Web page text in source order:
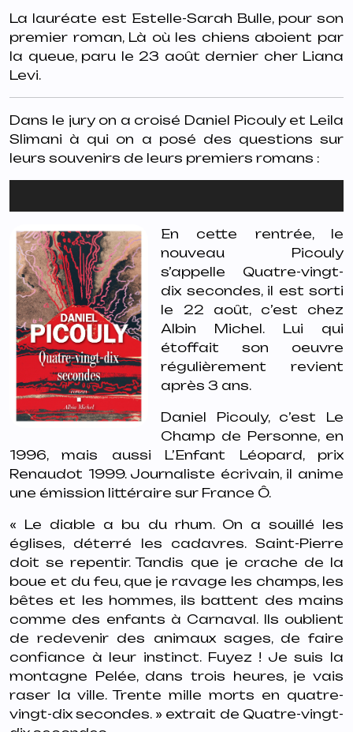
La lauréate est Estelle-Sarah Bulle, pour son
premier roman, Là où les chiens aboient par
la queue, paru le 23 août dernier cher Liana
Levi.
Dans le jury on a croisé Daniel Picouly et Leila
Slimani à qui on a posé des questions sur
leurs souvenirs de leurs premiers romans :
audio
En cette rentrée, le
nouveau Picouly
s’appelle Quatre-vingt-
dix secondes, il est sorti
le 22 août, c’est chez
Albin Michel. Lui qui
étoffait son oeuvre
régulièrement revient
après 3 ans.
Daniel Picouly, c’est Le
Champ de Personne, en
1996, mais aussi L’Enfant Léopard, prix
Renaudot 1999. Journaliste écrivain, il anime
une émission littéraire sur France Ô.
« Le diable a bu du rhum. On a souillé les
églises, déterré les cadavres. Saint-Pierre
doit se repentir. Tandis que je crache de la
boue et du feu, que je ravage les champs, les
bêtes et les hommes, ils battent des mains
comme des enfants à Carnaval. Ils oublient
de redevenir des animaux sages, de faire
confiance à leur instinct. Fuyez ! Je suis la
montagne Pelée, dans trois heures, je vais
raser la ville. Trente mille morts en quatre-
vingt-dix secondes. » extrait de Quatre-vingt-